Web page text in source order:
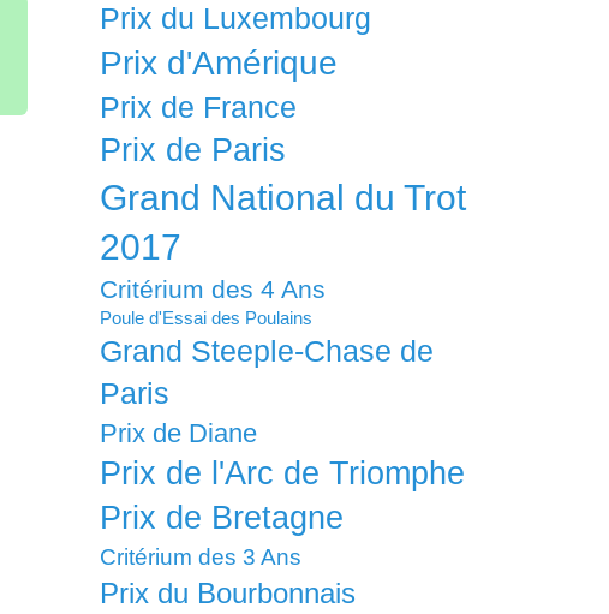
Prix du Luxembourg
Prix d'Amérique
Prix de France
Prix de Paris
Grand National du Trot
2017
Critérium des 4 Ans
Poule d'Essai des Poulains
Grand Steeple-Chase de
Paris
Prix de Diane
Prix de l'Arc de Triomphe
Prix de Bretagne
Critérium des 3 Ans
Prix du Bourbonnais